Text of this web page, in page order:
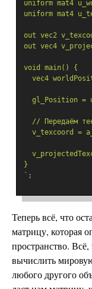
uniform mat4
uniform mat4
out vec2
out vec4
void main() {
vec4
gl_Position =
// Передаём
v_texcoord =
}
` ;
Теперь всё, что
матрицу, которая
пространство.
вычислить
любого другого